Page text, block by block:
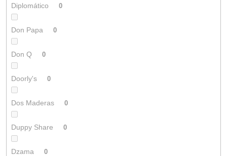
Diplomático 0
Don Papa 0
Don Q 0
Doorly's 0
Dos Maderas 0
Duppy Share 0
Dzama 0